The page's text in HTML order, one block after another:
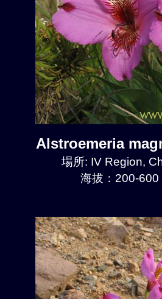
Alstroemeria
場所: IV Region,
海拔：200-